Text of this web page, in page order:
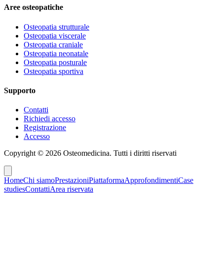
Aree osteopatiche
Osteopatia strutturale
Osteopatia viscerale
Osteopatia craniale
Osteopatia neonatale
Osteopatia posturale
Osteopatia sportiva
Supporto
Contatti
Richiedi accesso
Registrazione
Accesso
Copyright © 2026 Osteomedicina. Tutti i diritti riservati
HomeChi siamoPrestazioniPiattaformaApprofondimentiCase
studiesContattiArea riservata